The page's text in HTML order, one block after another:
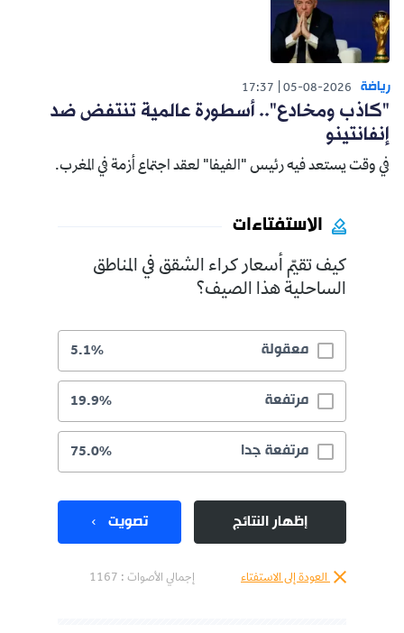
رياضة 05-08-2026
17:37
"كاذب ومخادع".. أسطورة عالمية تنتفض ضد
إنفانتينو
في وقت يستعد فيه رئيس "الفيفا" لعقد اجتماع أزمة في المغرب.
الاستفتاءات
كيف تقيّم أسعار كراء الشقق في المناطق
الساحلية هذا الصيف؟
معقولة 5.1%
مرتفعة 19.9%
مرتفعة جدا 75.0%
إظهار النتائج تصويت
العودة إلى الاستفتاء إجمالي الأصوات : 1167